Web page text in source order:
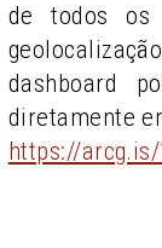
de todos os
dashboard
diretamente
https://arcg.is/